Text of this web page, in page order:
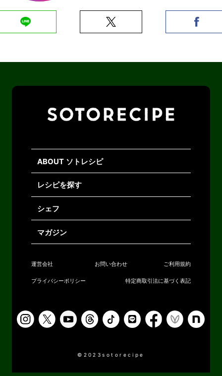
ABOUT ソトレシピ
レシピを探す
シェフ
マガジン
運営会社 お問い合わせ ご利用規約
プライバシーポリシー 特定商取引法に基づく表記
©2023sotorecipe